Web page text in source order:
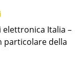
elettronica Italia –
particolare della